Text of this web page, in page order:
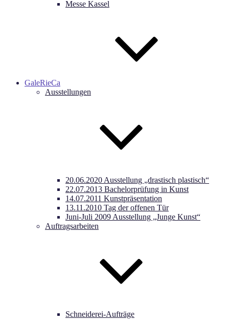
Messe Kassel
GaleRieCa
Ausstellungen
20.06.2020 Ausstellung „drastisch plastisch“
22.07.2013 Bachelorprüfung in Kunst
14.07.2011 Kunstpräsentation
13.11.2010 Tag der offenen Tür
Juni-Juli 2009 Ausstellung „Junge Kunst“
Auftragsarbeiten
Schneiderei-Aufträge